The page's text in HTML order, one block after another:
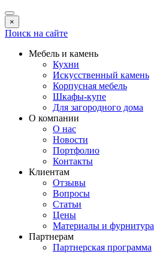
×
Поиск на сайте
Мебель и камень
Кухни
Искусственный камень
Корпусная мебель
Шкафы-купе
Для загородного дома
О компании
О нас
Новости
Портфолио
Контакты
Клиентам
Отзывы
Вопросы
Статьи
Цены
Материалы и фурнитура
Партнерам
Партнерская программа